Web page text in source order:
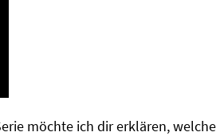
möchte ich dir erklären, welche